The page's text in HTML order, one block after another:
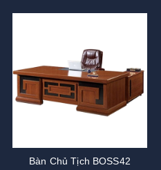
Bàn Chủ Tịch BOSS42